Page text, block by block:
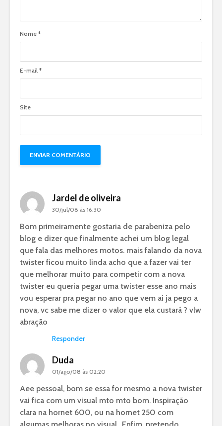
Nome *
E-mail *
Site
Jardel de oliveira
30/jul/08 às 16:30
Bom primeiramente gostaria de parabeniza pelo
blog e dizer que finalmente achei um blog legal
que fala das melhores motos. mais falando da nova
twister ficou muito linda acho que a fazer vai ter
que melhorar muito para competir com a nova
twister eu queria pegar uma twister esse ano mais
vou esperar pra pegar no ano que vem ai ja pego a
nova, vc sabe me dizer o valor que ela custará ? vlw
abração
Responder
Duda
01/ago/08 às 02:20
Aee pessoal, bom se essa for mesmo a nova twister
vai fica com um visual mto mto bom. Inspiração
clara na hornet 600, ou na hornet 250 com